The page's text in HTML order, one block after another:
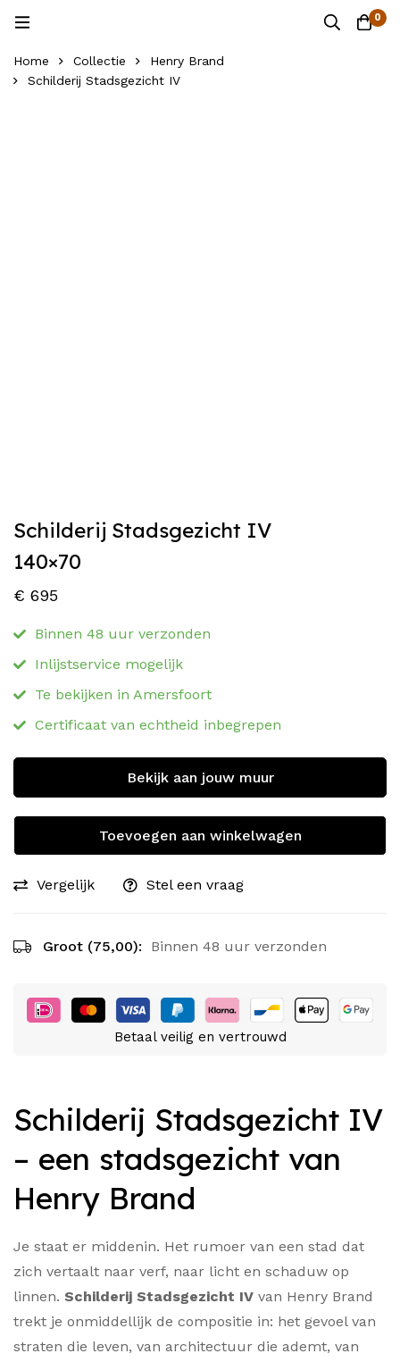
0
Home Collectie
Henry Brand
Schilderij Stadsgezicht IV
Schilderij Stadsgezicht IV
140×70
€ 695
Binnen 48 uur verzonden
Inlijstservice mogelijk
Te bekijken in Amersfoort
Certificaat van echtheid inbegrepen
Bekijk aan jouw muur
Toevoegen aan winkelwagen
Vergelijk Stel een vraag
Groot (75,00): Binnen 48 uur verzonden
Betaal veilig en vertrouwd
Schilderij Stadsgezicht IV
– een stadsgezicht van
Henry Brand
Je staat er middenin. Het rumoer van een stad dat
zich vertaalt naar verf, naar licht en schaduw op
linnen. Schilderij Stadsgezicht IV van Henry Brand
trekt je onmiddellijk de compositie in: het gevoel van
straten die leven, van architectuur die ademt, van